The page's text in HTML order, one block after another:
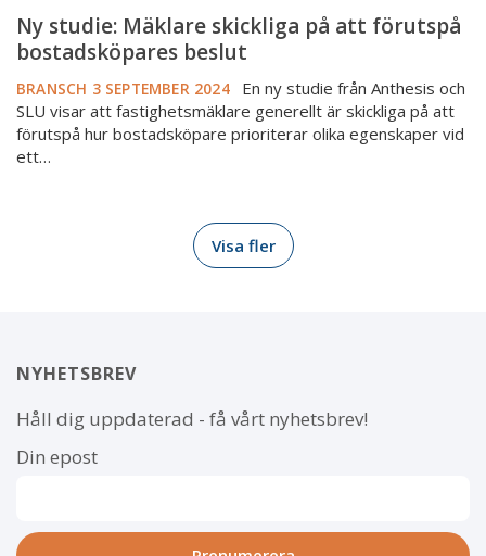
Ny studie: Mäklare skickliga på att förutspå
bostadsköpares beslut
BRANSCH 3 SEPTEMBER 2024
En ny studie från Anthesis och
SLU visar att fastighetsmäklare generellt är skickliga på att
förutspå hur bostadsköpare prioriterar olika egenskaper vid
ett…
Visa fler
NYHETSBREV
Håll dig uppdaterad - få vårt nyhetsbrev!
Din epost